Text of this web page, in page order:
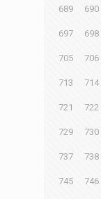
689 690
697 698
705 706
713 714
721 722
729 730
737 738
745 746